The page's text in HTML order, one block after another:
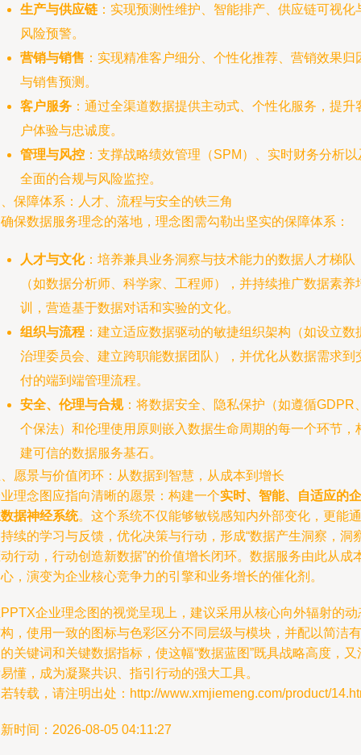
生产与供应链 ：实现预测性维护、智能排产、供应链可视化
风险预警。
营销与销售 ：实现精准客户细分、个性化推荐、营销效果归
与销售预测。
客户服务 ：通过全渠道数据提供主动式、个性化服务，提升
户体验与忠诚度。
管理与风控 ：支撑战略绩效管理（SPM）、实时财务分析以
全面的合规与风险监控。
保障体系：人才、流程与安全的铁三角
保数据服务理念的落地，理念图需勾勒出坚实的保障体系：
人才与文化：培养兼具业务洞察与技术能力的数据人才梯队
（如数据分析师、科学家、工程师），并持续推广数据素养
训，营造基于数据对话和实验的文化。
组织与流程 ：建立适应数据驱动的敏捷组织架构（如设立数
治理委员会、建立跨职能数据团队），并优化从数据需求到
付的端到端管理流程。
安全、伦理与合规：将数据安全、隐私保护（如遵循GDPR
个保法）和伦理使用原则嵌入数据生命周期的每一个环节，
建可信的数据服务基石。
愿景与价值闭环：从数据到智慧，从成本到增长
理念图应指向清晰的愿景：构建一个实时、智能、自适应的企
据神经系统。这个系统不仅能够敏锐感知内外部变化，更能通
续的学习与反馈，优化决策与行动，形成“数据产生洞察，洞
行动，行动创造新数据”的价值增长闭环。数据服务由此从成
，演变为企业核心竞争力的引擎和业务增长的催化剂。
企业理念图的视觉呈现上，建议采用从核心向外辐射的动
，使用一致的图标与色彩区分不同层级与模块，并配以简洁有
关键词和关键数据指标，使这幅“数据蓝图”既具战略高度，又
懂，成为凝聚共识、指引行动的强大工具。
转载，请注明出处：http://www.xmjiemeng.com/product/
时间：2026-08-05 04:11:27